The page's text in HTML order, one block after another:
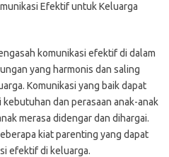
Efektif untuk Keluarga
komunikasi efektif di dalam
yang harmonis dan saling
Komunikasi yang baik dapat
dan perasaan anak-anak
merasa didengar dan dihargai.
kiat parenting yang dapat
efektif di keluarga.